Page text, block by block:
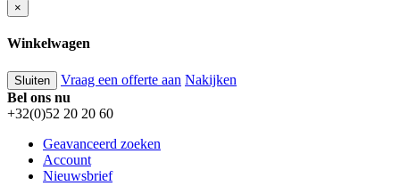
×
Winkelwagen
Sluiten Vraag een offerte aan Nakijken
Bel ons nu
+32(0)52 20 20 60
Geavanceerd zoeken
Account
Nieuwsbrief